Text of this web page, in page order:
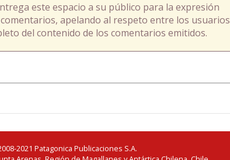
este espacio a su público para la expresión
apelando al respeto entre los usuarios
del contenido de los comentarios emitidos.
2021 Patagonica Publicaciones S.A.